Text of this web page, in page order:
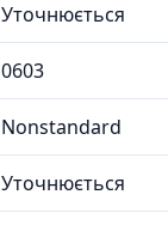
Уточнюється
0603
Nonstandard
Уточнюється